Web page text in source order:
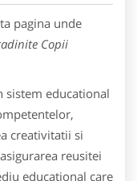
pagina unde
Copii
sistem educational
creativitatii si
reusitei
educational care